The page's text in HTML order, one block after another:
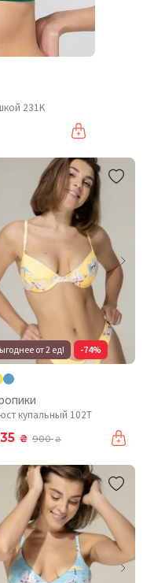
231K
от 2 ед! -74%
купальный 102T
₴ 900₴